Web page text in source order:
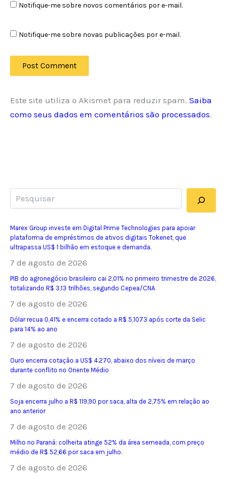
Notifique-me sobre novos comentários por e-mail.
Notifique-me sobre novas publicações por e-mail.
Este site utiliza o Akismet para reduzir spam. Saiba
como seus dados em comentários são processados.
Marex Group investe em Digital Prime Technologies para apoiar
plataforma de empréstimos de ativos digitais Tokenet, que
ultrapassa US$ 1 bilhão em estoque e demanda.
7 de agosto de 2026
PIB do agronegócio brasileiro cai 2,01% no primeiro trimestre de 2026,
totalizando R$ 3,13 trilhões, segundo Cepea/CNA
7 de agosto de 2026
Dólar recua 0,41% e encerra cotado a R$ 5,1073 após corte da Selic
para 14% ao ano
7 de agosto de 2026
Ouro encerra cotação a US$ 4.270, abaixo dos níveis de março
durante conflito no Oriente Médio
7 de agosto de 2026
Soja encerra julho a R$ 119,90 por saca, alta de 2,75% em relação ao
ano anterior
7 de agosto de 2026
Milho no Paraná: colheita atinge 52% da área semeada, com preço
médio de R$ 52,66 por saca em julho.
7 de agosto de 2026